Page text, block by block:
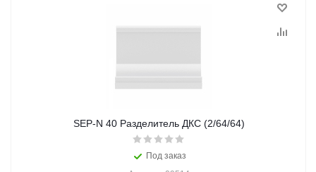
SEP-N 40 Разделитель ДКС (2/64/64)
Под заказ